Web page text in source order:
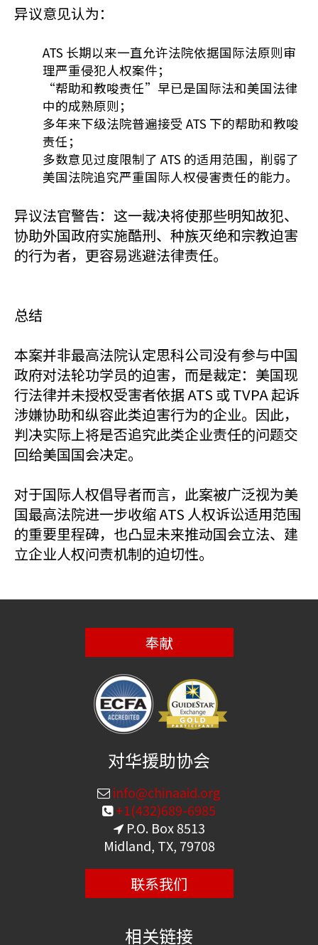
异议意见认为：
ATS 长期以来一直允许法院依据国际法原则审
理严重侵犯人权案件；
“帮助和教唆责任”早已是国际法和美国法律
中的成熟原则；
多年来下级法院普遍接受 ATS 下的帮助和教唆
责任；
多数意见过度限制了 ATS 的适用范围，削弱了
美国法院追究严重国际人权侵害责任的能力。
异议法官警告：这一裁决将使那些明知故犯、
协助外国政府实施酷刑、种族灭绝和宗教迫害
的行为者，更容易逃避法律责任。
总结
本案并非最高法院认定思科公司没有参与中国
政府对法轮功学员的迫害，而是裁定：美国现
行法律并未授权受害者依据 ATS 或 TVPA 起诉
涉嫌协助和纵容此类迫害行为的企业。因此，
判决实际上将是否追究此类企业责任的问题交
回给美国国会决定。
对于国际人权倡导者而言，此案被广泛视为美
国最高法院进一步收缩 ATS 人权诉讼适用范围
的重要里程碑，也凸显未来推动国会立法、建
立企业人权问责机制的迫切性。
奉献
对华援助协会
info@chinaaid.org
+1(432)689-6985
P.O. Box 8513
Midland, TX, 79708
联系我们
相关链接